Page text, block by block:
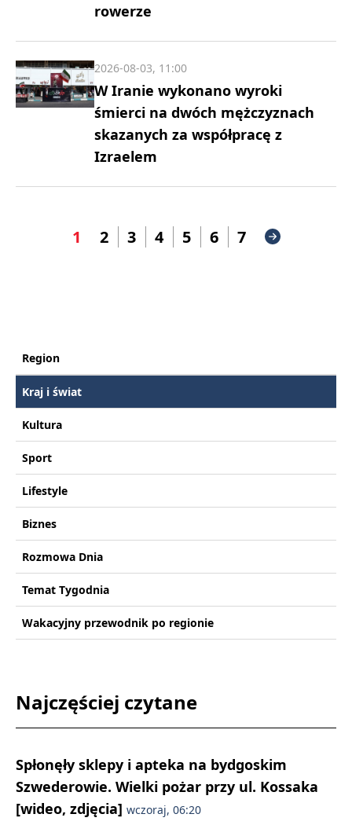
rowerze
W Iranie wykonano wyroki
śmierci na dwóch mężczyznach
skazanych za współpracę z
Izraelem
2026-08-03, 11:00
1 2 3 4 5 6 7
Region
Kraj i świat
Kultura
Sport
Lifestyle
Biznes
Rozmowa Dnia
Temat Tygodnia
Wakacyjny przewodnik po regionie
Najczęściej czytane
Spłonęły sklepy i apteka na bydgoskim
Szwederowie. Wielki pożar przy ul. Kossaka
[wideo, zdjęcia] wczoraj, 06:20